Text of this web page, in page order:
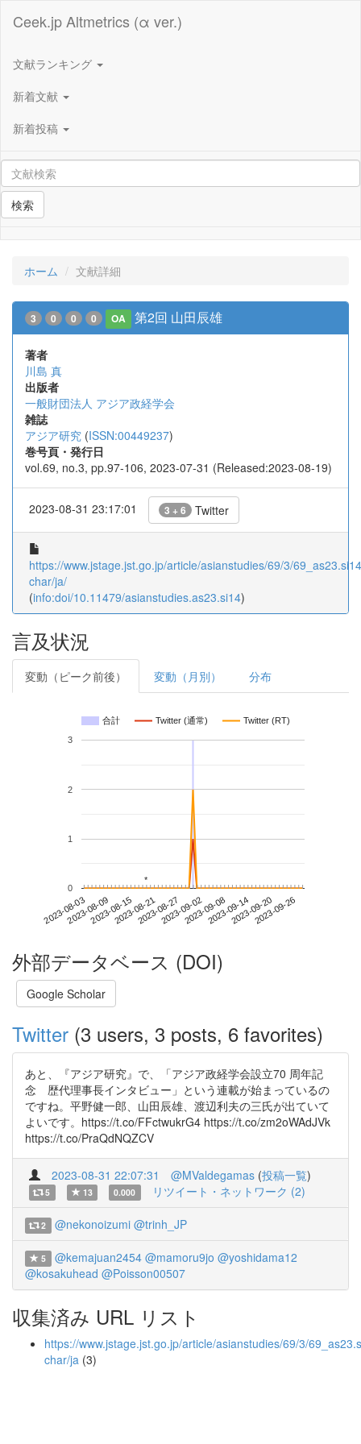
Ceek.jp Altmetrics (α ver.)
文献ランキング
新着文献
新着投稿
検索
ホーム 文献詳細
3 0 0 0 OA 第2回 山田辰雄
著者
川島 真
出版者
一般財団法人 アジア政経学会
雑誌
アジア研究 (ISSN:00449237)
巻号頁・発行日
vol.69, no.3, pp.97-106, 2023-07-31 (Released:2023-08-19)
2023-08-31 23:17:01 3 + 6 Twitter
https://www.jstage.jst.go.jp/article/asianstudies/69/3/
char/ja/
(info:doi/10.11479/asianstudies.as23.si14)
言及状況
変動（ピーク前後） 変動（月別） 分布
合計 Twitter (通常) Twitter (RT)
2023-08-032023-08-092023-08-152023-08-212023-08-272023-09-022023-09-082023-09-142023-09-202023-09-26
0
1
2
3
**
外部データベース (DOI)
Google Scholar
Twitter (3 users, 3 posts, 6 favorites)
あと、『アジア研究』で、「アジア政経学会設立70 周年記
念 歴代理事長インタビュー」という連載が始まっているの
ですね。平野健一郎、山田辰雄、渡辺利夫の三氏が出ていて
よいです。https://t.co/FFctwukrG4 https://t.co/zm2oWAdJVk
https://t.co/PraQdNQZCV
2023-08-31 22:07:31 @MValdegamas (投稿一覧)
5 13 0.000 リツイート・ネットワーク (2)
2 @nekonoizumi @trinh_JP
5 @kemajuan2454 @mamoru9jo @yoshidama12
@kosakuhead @Poisson00507
収集済み URL リスト
https://www.jstage.jst.go.jp/article/asianstudies/69/3/
char/ja (3)